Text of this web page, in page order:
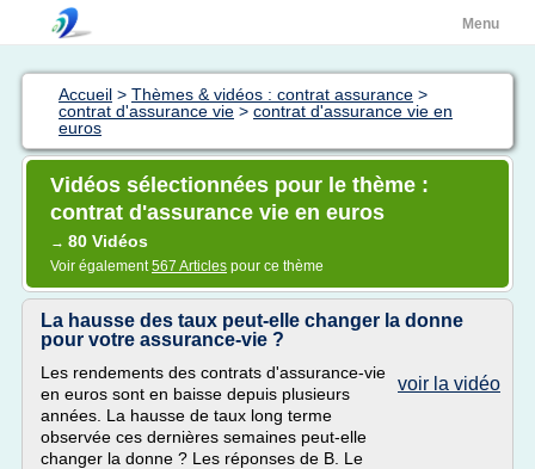
Menu
Accueil > Thèmes & vidéos : contrat assurance >
contrat d'assurance vie > contrat d'assurance vie en
euros
Vidéos sélectionnées pour le thème :
contrat d'assurance vie en euros
→ 80 Vidéos
Voir également567 Articles pour ce thème
La hausse des taux peut-elle changer la donne
pour votre assurance-vie ?
voir la vidéo
Les rendements des contrats d'assurance-vie
en euros sont en baisse depuis plusieurs
années. La hausse de taux long terme
observée ces dernières semaines peut-elle
changer la donne ? Les réponses de B. Le